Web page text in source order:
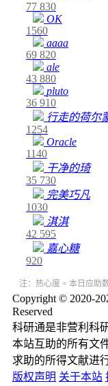
77 830
OK
1560
aaaa
69 820
ale
43 880
pluto
36 910
行走的荷尔
1254
Oracle
1140
干净的琦
35 730
完美巧凡
1030
淇淇
42 595
嘉心糖
920
注：热心度 = 本日应助
Copyright © 2020-
Reserved
科研通是非营利科
本站互助的所有文
求助的所得文献进
版权声明 关于本站